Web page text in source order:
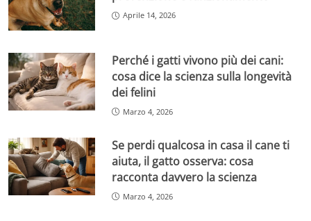
Aprile 14, 2026
Perché i gatti vivono più dei cani:
cosa dice la scienza sulla longevità
dei felini
Marzo 4, 2026
Se perdi qualcosa in casa il cane ti
aiuta, il gatto osserva: cosa
racconta davvero la scienza
Marzo 4, 2026